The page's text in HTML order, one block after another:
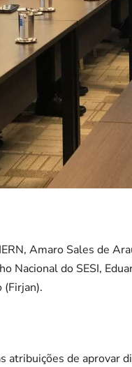
Amaro Sales de
Nacional do SESI,
(Firjan).
atribuições de aprovar